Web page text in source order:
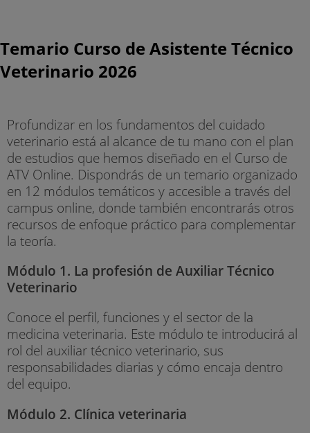
Temario Curso de Asistente Técnico
Veterinario 2026
Profundizar en los fundamentos del cuidado
veterinario está al alcance de tu mano con el plan
de estudios que hemos diseñado en el Curso de
ATV Online. Dispondrás de un temario organizado
en 12 módulos temáticos y accesible a través del
campus online, donde también encontrarás otros
recursos de enfoque práctico para complementar
la teoría.
Módulo 1. La profesión de Auxiliar Técnico
Veterinario
Conoce el perfil, funciones y el sector de la
medicina veterinaria. Este módulo te introducirá al
rol del auxiliar técnico veterinario, sus
responsabilidades diarias y cómo encaja dentro
del equipo.
Módulo 2. Clínica veterinaria